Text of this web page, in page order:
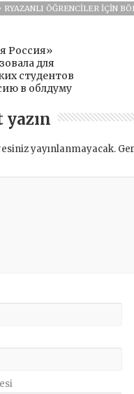
RYAZANLI ÖĞRENCILER IÇIN
Россия»
для
студентов
в облдуму
yazın
yayınlanmayacak.